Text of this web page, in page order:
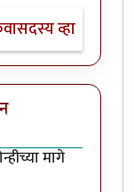
सदस्य व्हा
मागे